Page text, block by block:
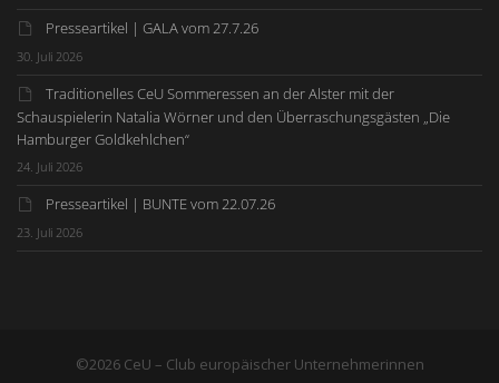
Presseartikel | GALA vom 27.7.26
30. Juli 2026
Traditionelles CeU Sommeressen an der Alster mit der
Schauspielerin Natalia Wörner und den Überraschungsgästen „Die
Hamburger Goldkehlchen“
24. Juli 2026
Presseartikel | BUNTE vom 22.07.26
23. Juli 2026
©2026 CeU – Club europäischer Unternehmerinnen